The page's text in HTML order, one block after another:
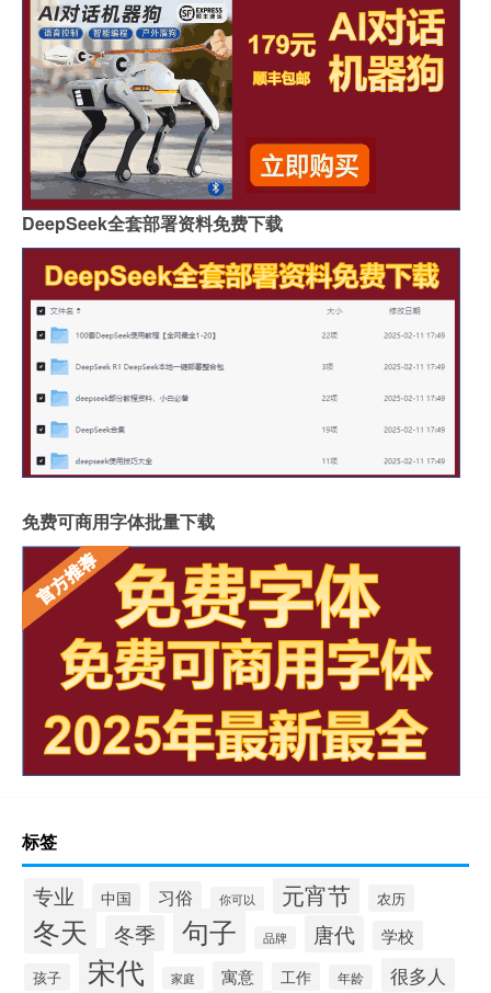
DeepSeek全套部署资料免费下载
免费可商用字体批量下载
标签
专业 中国 习俗 你可以 元宵节 农历
冬天 冬季 句子 品牌 唐代 学校
孩子 宋代 家庭 寓意 工作 年龄 很多人